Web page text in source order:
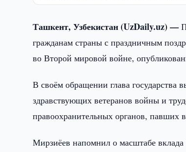
Ташкент, Узбекистан (UzDaily.uz) —
гражданам страны с праздничным
во Второй мировой войне,
В своём обращении глава государства
здравствующих ветеранов войны и
правоохранительных органов, павших
Мирзиёев напомнил о масштабе